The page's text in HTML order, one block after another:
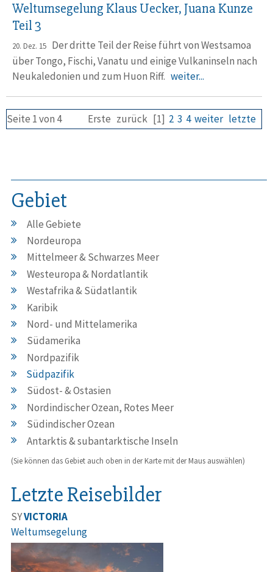
Weltumsegelung Klaus Uecker, Juana Kunze
Teil 3
20. Dez. 15 Der dritte Teil der Reise führt von Westsamoa
über Tongo, Fischi, Vanatu und einige Vulkaninseln nach
Neukaledonien und zum Huon Riff. weiter...
Seite 1 von 4 Erste zurück [1] 2 3 4 weiter letzte
Gebiet
Alle Gebiete
Nordeuropa
Mittelmeer & Schwarzes Meer
Westeuropa & Nordatlantik
Westafrika & Südatlantik
Karibik
Nord- und Mittelamerika
Südamerika
Nordpazifik
Südpazifik
Südost- & Ostasien
Nordindischer Ozean, Rotes Meer
Südindischer Ozean
Antarktis & subantarktische Inseln
(Sie können das Gebiet auch oben in der Karte mit der Maus auswählen)
Letzte Reisebilder
SYVICTORIA
Weltumsegelung